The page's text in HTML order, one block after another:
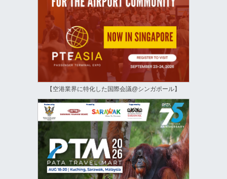
【空港業界に特化した国際会議@シンガポール】